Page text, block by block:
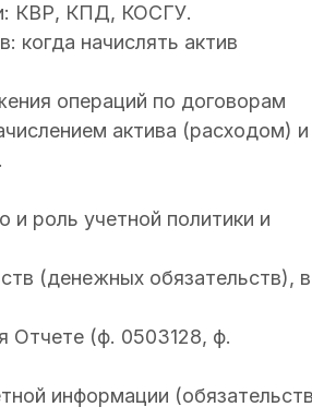
КВР, КПД, КОСГУ.
начислять актив
операций по договорам
актива (расходом) и
роль учетной политики и
(денежных обязательств), в
Отчете (ф. 0503128, ф.
информации